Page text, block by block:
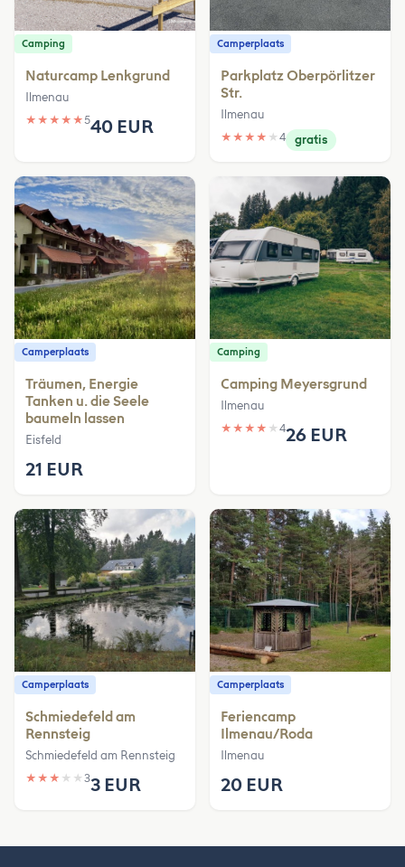
Camping
Naturcamp Lenkgrund
Ilmenau
★ ★ ★ ★ ★540 EUR
Camperplaats
Parkplatz Oberpörlitzer
Str.
Ilmenau
★ ★ ★ ★ ★ 4 gratis
Camperplaats
Träumen, Energie
Tanken u. die Seele
baumeln lassen
Eisfeld
21 EUR
Camping
Camping Meyersgrund
Ilmenau
★ ★ ★ ★ ★ 426 EUR
Camperplaats
Schmiedefeld am
Rennsteig
Schmiedefeld am Rennsteig
★ ★ ★ ★ ★ 33 EUR
Camperplaats
Feriencamp
Ilmenau/Roda
Ilmenau
20 EUR